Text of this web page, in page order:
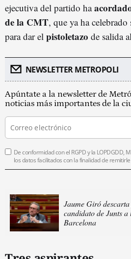
ejecutiva del partido ha
de la CMT, que ya ha
para dar el pistoletazo de salida
NEWSLETTER METROPOLI
Apúntate a la newsletter de
noticias más importantes de la
De conformidad con el RGPD y la LOPDGDD,
los datos facilitados con la finalidad de
Jaume Giró
candidato de Junts
Barcelona